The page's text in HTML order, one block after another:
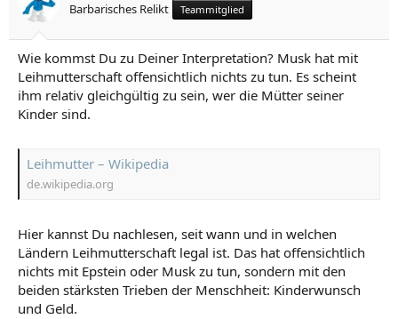
Barbarisches Relikt Teammitglied
Wie kommst Du zu Deiner Interpretation? Musk hat mit
Leihmutterschaft offensichtlich nichts zu tun. Es scheint
ihm relativ gleichgültig zu sein, wer die Mütter seiner
Kinder sind.
Leihmutter – Wikipedia
de.wikipedia.org
Hier kannst Du nachlesen, seit wann und in welchen
Ländern Leihmutterschaft legal ist. Das hat offensichtlich
nichts mit Epstein oder Musk zu tun, sondern mit den
beiden stärksten Trieben der Menschheit: Kinderwunsch
und Geld.